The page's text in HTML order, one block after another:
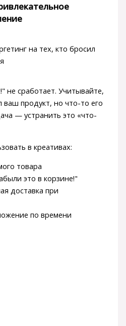
не сработает. Учитывайте,
ваш продукт, но что-то его
— устранить это «что-
в креативах:
товара
это в корзине!"
доставка при
по времени